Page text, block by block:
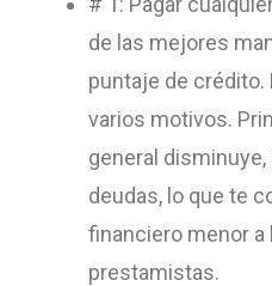
de las mejores
puntaje de crédito.
varios motivos.
general
deudas, lo que te
financiero menor
prestamistas.